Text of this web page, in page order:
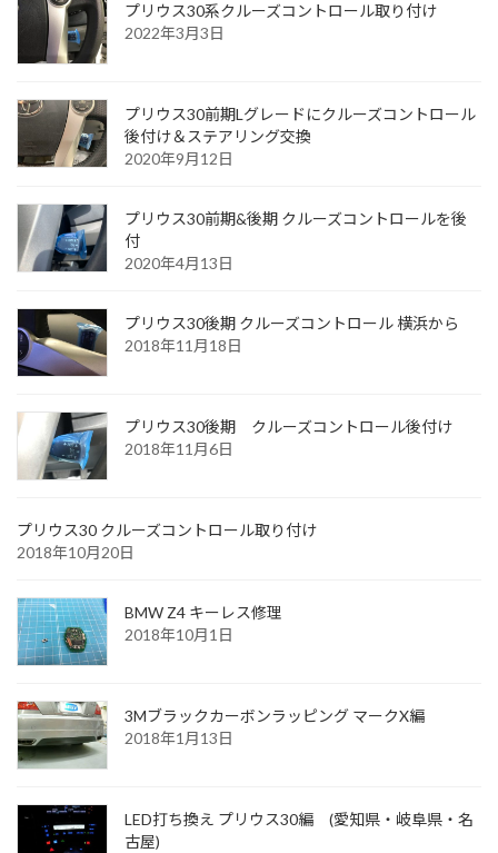
プリウス30系クルーズコントロール取り付け
2022年3月3日
プリウス30前期Lグレードにクルーズコントロール
後付け＆ステアリング交換
2020年9月12日
プリウス30前期&後期 クルーズコントロールを後
付
2020年4月13日
プリウス30後期 クルーズコントロール 横浜から
2018年11月18日
プリウス30後期 クルーズコントロール後付け
2018年11月6日
プリウス30 クルーズコントロール取り付け
2018年10月20日
BMW Z4 キーレス修理
2018年10月1日
3Mブラックカーボンラッピング マークX編
2018年1月13日
LED打ち換え プリウス30編 (愛知県・岐阜県・名
古屋)